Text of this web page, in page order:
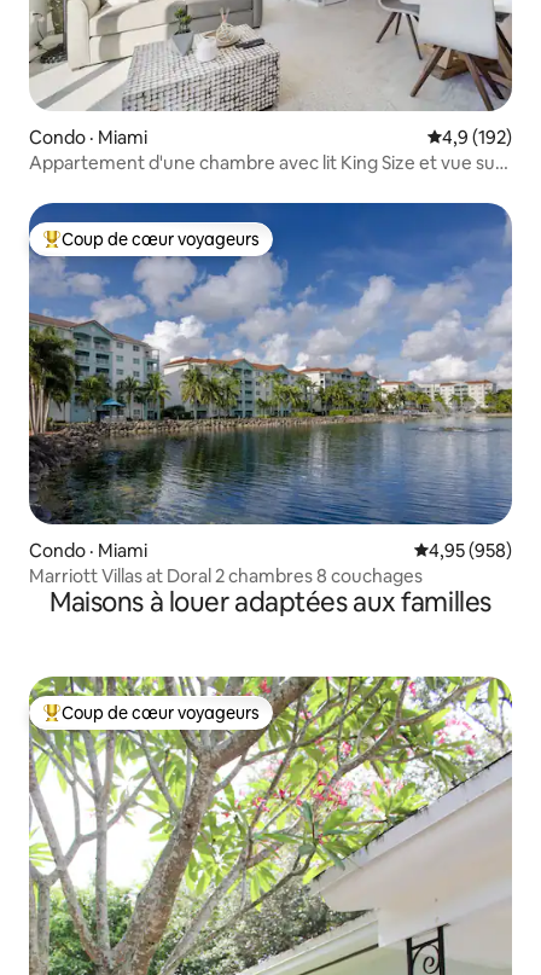
Condo · Miami Note
4,9 (192)
Appartement d'une chambre avec lit King Size et vue sur
Coup de cœur voyageurs parmi les plus aimés
Coup de cœur voyageurs
Condo · Miami Note
4,95 (958)
Marriott Villas at Doral 2 chambres 8 couchages
Maisons à louer adaptées aux familles
Coup de cœur voyageurs parmi les plus aimés
Coup de cœur voyageurs